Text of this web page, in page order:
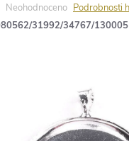
Neohodnoceno Podrobnosti
31992/34767/130005